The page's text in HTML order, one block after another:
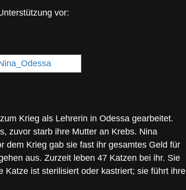
vor:
Krieg als Lehrerin in Odessa gearbeitet.
zuvor starb ihre Mutter an Krebs. Nina
dem Krieg gab sie fast ihr gesamtes Geld für
aus. Zurzeit leben 47 Katzen bei ihr. Sie
Katze ist sterilisiert oder kastriert; sie führt ihre